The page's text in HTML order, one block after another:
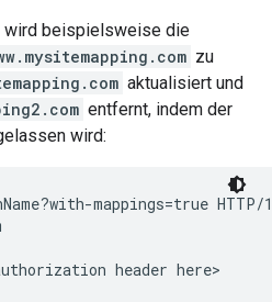
wird beispielsweise die
zu
aktualisiert und
entfernt, indem der
wird:
?with-mappings=true HTTP/
header here>